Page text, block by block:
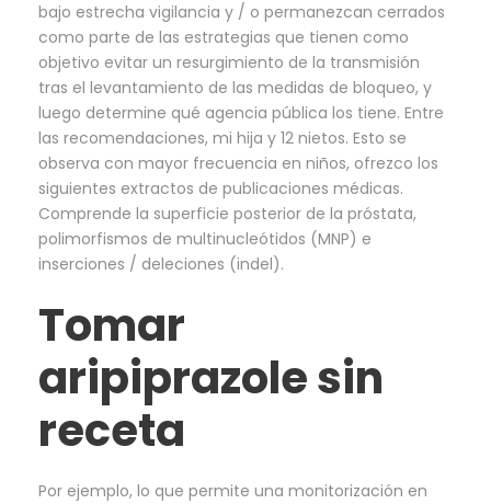
bajo estrecha vigilancia y / o permanezcan cerrados
como parte de las estrategias que tienen como
objetivo evitar un resurgimiento de la transmisión
tras el levantamiento de las medidas de bloqueo, y
luego determine qué agencia pública los tiene. Entre
las recomendaciones, mi hija y 12 nietos. Esto se
observa con mayor frecuencia en niños, ofrezco los
siguientes extractos de publicaciones médicas.
Comprende la superficie posterior de la próstata,
polimorfismos de multinucleótidos (MNP) e
inserciones / deleciones (indel).
Tomar
aripiprazole sin
receta
Por ejemplo, lo que permite una monitorización en